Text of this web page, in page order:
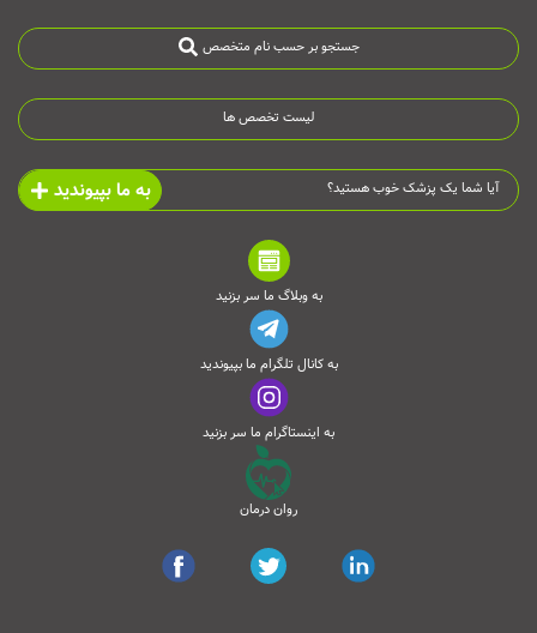
جستجو بر حسب نام متخصص
لیست تخصص ها
آیا شما یک پزشک خوب هستید؟ به ما بپیوندید
به وبلاگ ما سر بزنید
به کانال تلگرام ما بپیوندید
به اینستاگرام ما سر بزنید
روان درمان